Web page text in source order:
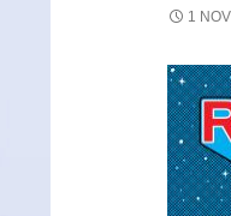
1